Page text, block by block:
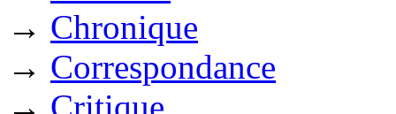
→ Chronique
→ Correspondance